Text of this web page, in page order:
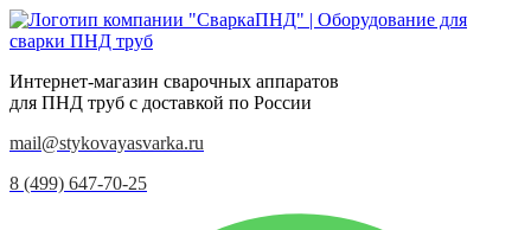
Интернет-магазин сварочных аппаратов
для ПНД труб с доставкой по России
mail@stykovayasvarka.ru
8 (499) 647-70-25